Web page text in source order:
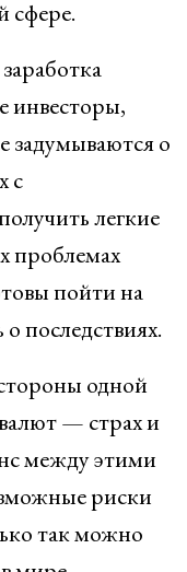
сфере.
инвесторы,
о
с
легкие
проблемах
пойти на
последствиях.
одной
— страх и
между этими
риски
так можно